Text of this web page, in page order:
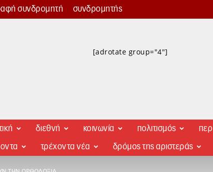
συνδρομητή συνδρομητής
[adrotate group="4"]
διεθνή κοινωνία πολιτισμός
τρέχοντα νέα δρόμος της αριστεράς